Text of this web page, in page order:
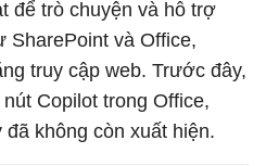
để trò chuyện và hỗ trợ
SharePoint và Office,
truy cập web. Trước đây,
Copilot trong Office,
không còn xuất hiện.